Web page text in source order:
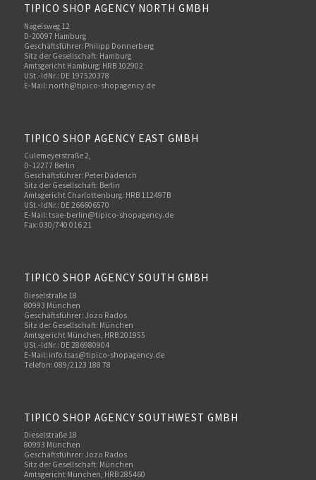
TIPICO SHOP AGENCY NORTH GMBH
Nagelsweg 12
D-20097 Hamburg
Geschäftsführer: Philipp Donnerberg
Sitz der Gesellschaft: Hamburg
Amtsgericht Hamburg: HRB 102902
USt.-IdNr.: DE 197520378
E-Mail: north@tipico-shopagency.de
TIPICO SHOP AGENCY EAST GMBH
Culemeyerstraße 2,
D-12277 Berlin
Geschäftsführer: Peter Däderich
Sitz der Gesellschaft: Berlin
Amtsgericht Charlottenburg: HRB 112497B
USt.-IdNr.: DE 266606570
E-Mail: tsae-berlin@tipico-shopagency.de
Fax: 030/740 016 21
TIPICO SHOP AGENCY SOUTH GMBH
Dieselstraße 18
80993 München
Geschäftsführer: Jozo Rados
Sitz der Gesellschaft: München
Amtsgericht München, HRB 201955
USt.-IdNr.: DE 286980904
E-Mail: info.tsas@tipico-shopagency.de
Telefon: 089/2123 188 78
TIPICO SHOP AGENCY SOUTHWEST GMBH
Dieselstraße 18
80993 München
Geschäftsführer: Jozo Rados
Sitz der Gesellschaft: München
Amtsgericht München, HRB 285460